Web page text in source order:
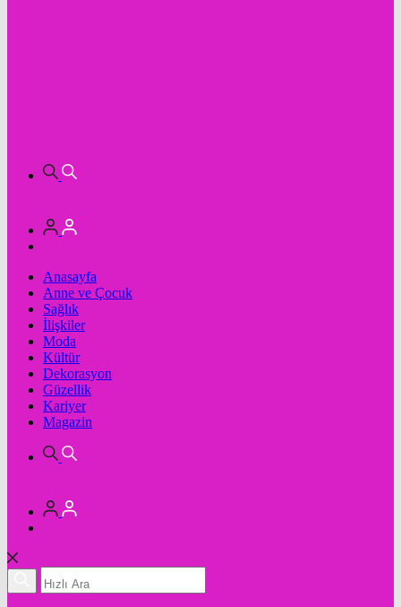
Anasayfa
Anne ve Çocuk
Sağlık
İlişkiler
Moda
Kültür
Dekorasyon
Güzellik
Kariyer
Magazin